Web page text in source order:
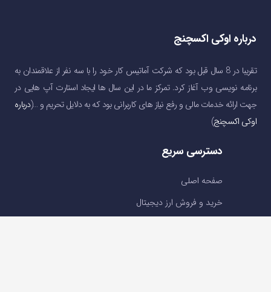
درباره اوکی اکسچنج
تقریبا در 8 سال قبل بود که شرکت آماتیس کار خود را با سه نفر از علاقمندان به
برنامه نویسی وب آغاز کرد. تمرکز ما در این سال ها ایجاد استارت آپ هایی در
جهت ارائه خدمات مالی و رفع نیاز های کاربرانی بود که به دلایل تحریم و …(درباره
اوکی اکسچنج)
دسترسی سریع
صفحه اصلی
خرید و فروش ارز دیجیتال